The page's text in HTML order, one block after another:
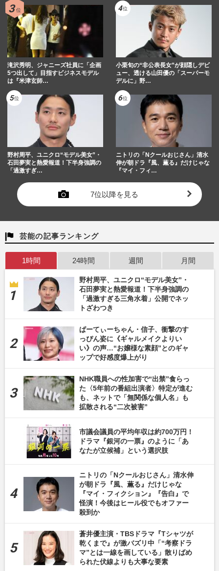
滝沢秀明、ジャニーズ社員に「企画
5つ出して」目指すビジネスモデル
は『米津玄師…
小栗旬の“非公表長女”が顔隠しデビ
ュー、透ける山田優の「スーパーモ
デルに」野…
野村周平、ユニクロ“モデル美女”・
石田夢実と熱愛報道！下半身強調の
「過激すぎ…
ニトリの「Nクールおじさん」清水
伸が朝ドラ『風、薫る』だけじゃな
『マイ・フィ…
7位以降を見る
芸能の記事ランキング
1時間 24時間 週間 月間
野村周平、ユニクロ“モデル美女”・
石田夢実と熱愛報道！下半身強調の
「過激すぎる三角水着」公開でネッ
トざわつき
ぱーてぃーちゃん・信子、衝撃のす
っぴん姿に《ギャルメイクよりい
い》の声…“お嬢様な素顔”とのギャ
ップで好感度爆上がり
NHK職員への性加害で“出禁”食らっ
た〈5年前の番組出演者〉特定が進む
も、ネットで「無関係な個人名」も
拡散される“二次被害”
市議会議員の平均年収は約700万円！
ドラマ『銀河の一票』のように「あ
なたが立候補」という選択肢
ニトリの「Nクールおじさん」清水伸
が朝ドラ『風、薫る』だけじゃな
『マイ・フィクション』『告白』で
怪演！今後はヒール役でもオファー
殺到か
蒼井優主演・TBSドラマ『Tシャツが
乾くまで』が激バズリ中「“考察ドラ
マ”とは一線を画している」散りばめ
られた伏線よりも大事な要素